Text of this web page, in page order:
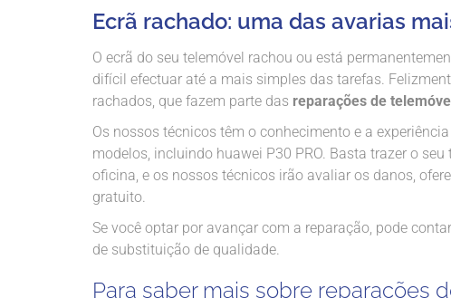
Ecrã rachado: uma das avarias
O ecrã do seu telemóvel rachou ou está
difícil efectuar até a mais simples das tarefas.
rachados, que fazem parte das reparações de
Os nossos técnicos têm o conhecimento e a
modelos, incluindo huawei P30 PRO. Basta trazer o
oficina, e os nossos técnicos irão avaliar os danos,
gratuito.
Se você optar por avançar com a reparação, pode
de substituição de qualidade.
Para saber mais sobre reparações